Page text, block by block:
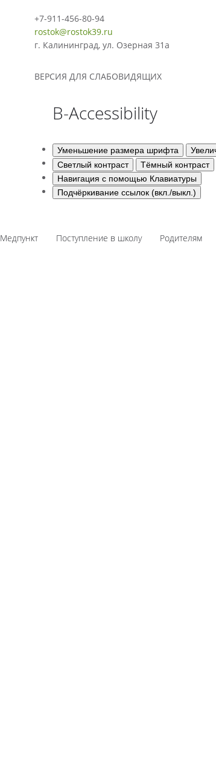
+7-911-456-80-94
rostok@rostok39.ru
г. Калининград, ул. Озерная 31а
ВЕРСИЯ ДЛЯ СЛАБОВИДЯЩИХ
B-Accessibility
Уменьшение размера шрифта
Светлый контраст
Тёмный контраст
Навигация с помощью Клавиатуры
Подчёркивание ссылок (вкл./выкл.)
Медпункт Поступление в школу Родителям